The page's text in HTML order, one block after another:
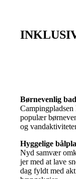
Børnevenlig
populær
og
Hyggelige
Nyd samvær
jer med at lave
dag fyldt med